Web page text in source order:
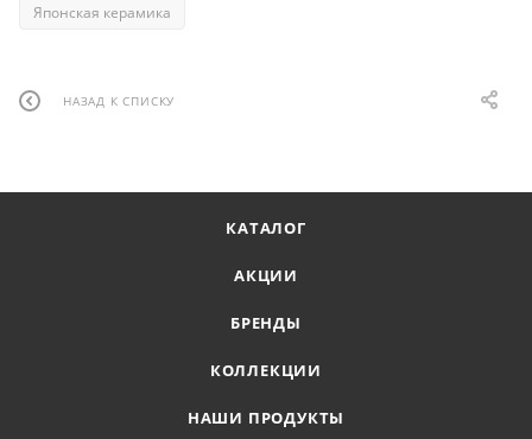
Японская керамика
НАЗАД К СПИСКУ
КАТАЛОГ
АКЦИИ
БРЕНДЫ
КОЛЛЕКЦИИ
НАШИ ПРОДУКТЫ